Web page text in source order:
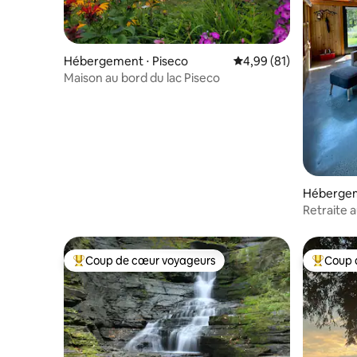
Hébergement ⋅ Piseco Évaluation moyenne
4,99 (81)
Maison au bord du lac Piseco
Retraite
Coups de cœur voyageurs les plus appréciés
Coup de cœur voyageurs Coups
Coup